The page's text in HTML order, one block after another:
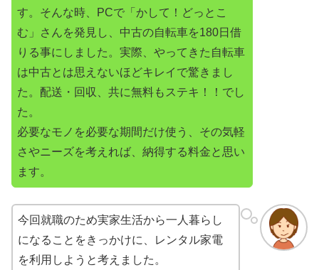
す。そんな時、PCで「かして！どっとこ
む」さんを発見し、中古の自転車を180日借
りる事にしました。実際、やってきた自転車
は中古とは思えないほどキレイで驚きまし
た。配送・回収、共に無料もステキ！！でし
た。
必要なモノを必要な期間だけ使う、その気軽
さやニーズを考えれば、納得する料金と思い
ます。
今回就職のため実家生活から一人暮らし
になることをきっかけに、レンタル家電
を利用しようと考えました。